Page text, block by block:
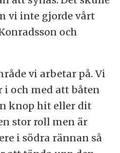
vi inte gjorde vårt
och
vi arbetar på. Vi
och med att båten
knop hit eller dit
stor roll men är
i södra rännan så